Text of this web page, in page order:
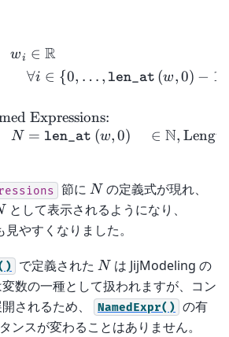
wi ∈ R
∀i ∈ {0, … , len_ at (w,0) − 1
Expressions:
N = len_at (w, 0) ∈ N,
節に N
N の定義式が現れ、
として表示されるようになり、
やすくなりました。
で定義された N
N は JijModeling の
数の一種として扱われますが、コン
されるため、
NamedExpr() の有
ンスが変わることはありません。